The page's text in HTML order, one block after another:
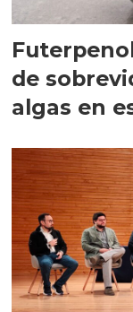
de
algas en